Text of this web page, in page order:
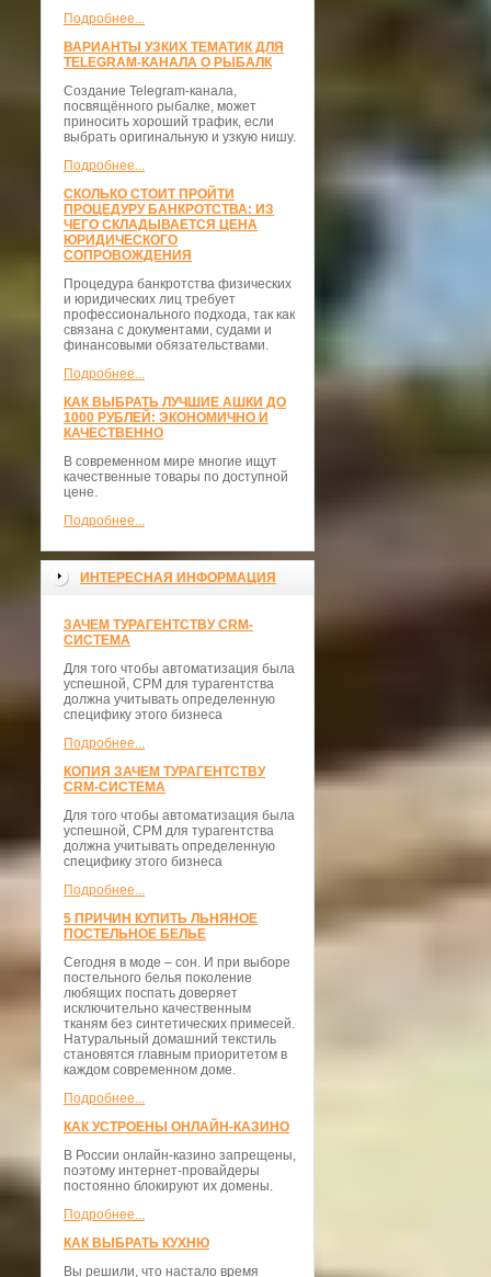
Подробнее...
ВАРИАНТЫ УЗКИХ ТЕМАТИК ДЛЯ
TELEGRAM-КАНАЛА О РЫБАЛК
Создание Telegram-канала,
посвящённого рыбалке, может
приносить хороший трафик, если
выбрать оригинальную и узкую нишу.
Подробнее...
СКОЛЬКО СТОИТ ПРОЙТИ
ПРОЦЕДУРУ БАНКРОТСТВА: ИЗ
ЧЕГО СКЛАДЫВАЕТСЯ ЦЕНА
ЮРИДИЧЕСКОГО
СОПРОВОЖДЕНИЯ
Процедура банкротства физических
и юридических лиц требует
профессионального подхода, так как
связана с документами, судами и
финансовыми обязательствами.
Подробнее...
КАК ВЫБРАТЬ ЛУЧШИЕ АШКИ ДО
1000 РУБЛЕЙ: ЭКОНОМИЧНО И
КАЧЕСТВЕННО
В современном мире многие ищут
качественные товары по доступной
цене.
Подробнее...
ИНТЕРЕСНАЯ ИНФОРМАЦИЯ
ЗАЧЕМ ТУРАГЕНТСТВУ CRM-
СИСТЕМА
Для того чтобы автоматизация была
успешной, СРМ для турагентства
должна учитывать определенную
специфику этого бизнеса
Подробнее...
КОПИЯ ЗАЧЕМ ТУРАГЕНТСТВУ
CRM-СИСТЕМА
Для того чтобы автоматизация была
успешной, СРМ для турагентства
должна учитывать определенную
специфику этого бизнеса
Подробнее...
5 ПРИЧИН КУПИТЬ ЛЬНЯНОЕ
ПОСТЕЛЬНОЕ БЕЛЬЕ
Сегодня в моде – сон. И при выборе
постельного белья поколение
любящих поспать доверяет
исключительно качественным
тканям без синтетических примесей.
Натуральный домашний текстиль
становятся главным приоритетом в
каждом современном доме.
Подробнее...
КАК УСТРОЕНЫ ОНЛАЙН-КАЗИНО
В России онлайн-казино запрещены,
поэтому интернет-провайдеры
постоянно блокируют их домены.
Подробнее...
КАК ВЫБРАТЬ КУХНЮ
Вы решили, что настало время